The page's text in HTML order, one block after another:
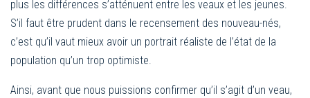
plus les différences s’atténuent entre les veaux et les jeunes.
S’il faut être prudent dans le recensement des nouveau-nés,
c’est qu’il vaut mieux avoir un portrait réaliste de l’état de la
population qu’un trop optimiste.
Ainsi, avant que nous puissions confirmer qu’il s’agit d’un veau,